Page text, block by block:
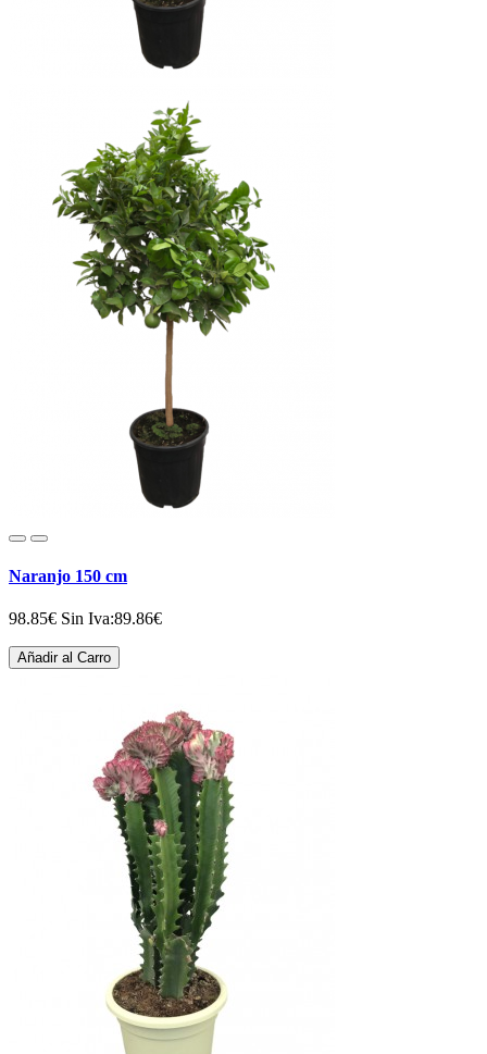
Naranjo 150 cm
98.85€ Sin Iva:89.86€
Añadir al Carro